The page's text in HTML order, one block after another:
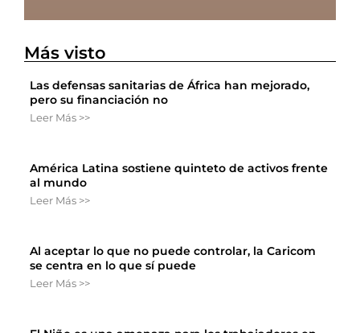
Más visto
Las defensas sanitarias de África han mejorado,
pero su financiación no
Leer Más >>
América Latina sostiene quinteto de activos frente
al mundo
Leer Más >>
Al aceptar lo que no puede controlar, la Caricom
se centra en lo que sí puede
Leer Más >>